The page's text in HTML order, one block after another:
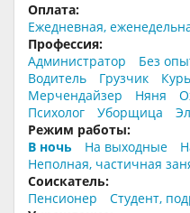
Оплата:
Ежедневная,
Профессия:
Администратор
Без
Водитель
Грузчик
Мерчендайзер
Няня
Психолог
Уборщица
Режим работы:
В ночь
На выходные
Неполная, частичная
Соискатель:
Пенсионер
Студент,